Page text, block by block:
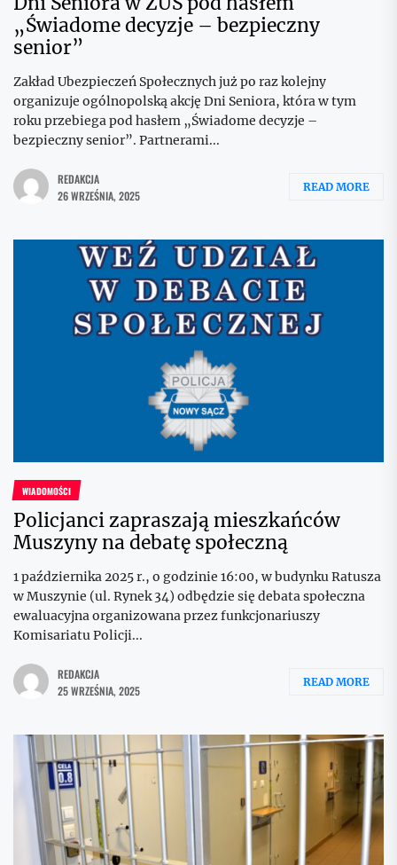
„Świadome decyzje – bezpieczny
senior”
Zakład Ubezpieczeń Społecznych już po raz kolejny
organizuje ogólnopolską akcję Dni Seniora, która w tym
roku przebiega pod hasłem „Świadome decyzje –
bezpieczny senior”. Partnerami...
REDAKCJA
26 WRZEŚNIA, 2025
READ MORE
WIADOMOŚCI
Policjanci zapraszają mieszkańców
Muszyny na debatę społeczną
1 października 2025 r., o godzinie 16:00, w budynku Ratusza
w Muszynie (ul. Rynek 34) odbędzie się debata społeczna
ewaluacyjna organizowana przez funkcjonariuszy
Komisariatu Policji...
REDAKCJA
25 WRZEŚNIA, 2025
READ MORE